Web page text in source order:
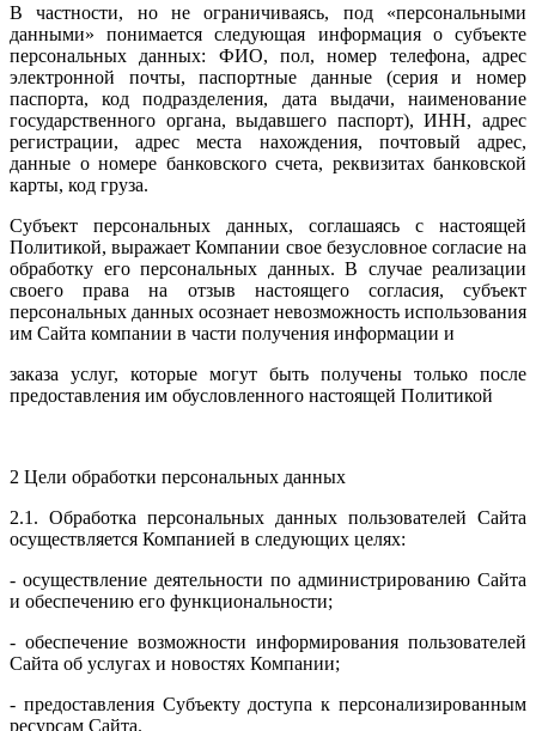
В частности, но не ограничиваясь, под «персональными
данными» понимается следующая информация о субъекте
персональных данных: ФИО, пол, номер телефона, адрес
электронной почты, паспортные данные (серия и номер
паспорта, код подразделения, дата выдачи, наименование
государственного органа, выдавшего паспорт), ИНН, адрес
регистрации, адрес места нахождения, почтовый адрес,
данные о номере банковского счета, реквизитах банковской
карты, код груза.
Субъект персональных данных, соглашаясь с настоящей
Политикой, выражает Компании свое безусловное согласие на
обработку его персональных данных. В случае реализации
своего права на отзыв настоящего согласия, субъект
персональных данных осознает невозможность использования
им Сайта компании в части получения информации и
заказа услуг, которые могут быть получены только после
предоставления им обусловленного настоящей Политикой
2 Цели обработки персональных данных
2.1. Обработка персональных данных пользователей Сайта
осуществляется Компанией в следующих целях:
- осуществление деятельности по администрированию Сайта
и обеспечению его функциональности;
- обеспечение возможности информирования пользователей
Сайта об услугах и новостях Компании;
- предоставления Субъекту доступа к персонализированным
ресурсам Сайта.